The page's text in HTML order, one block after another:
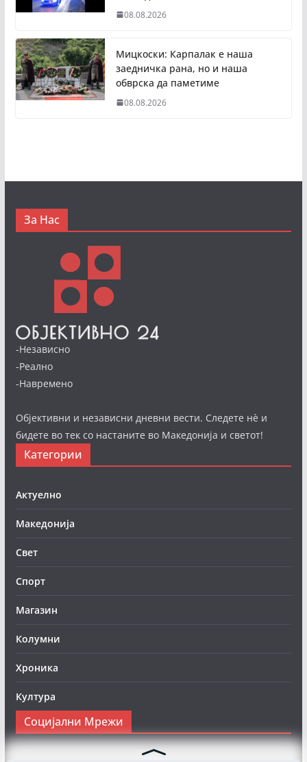
08.08.2026
Мицкоски: Карпалак е наша
заедничка рана, но и наша
обврска да паметиме
08.08.2026
За Нас
-Независно
-Реално
-Навремено
Објективни и независни дневни вести. Следете нè и
бидете во тек со настаните во Македонија и светот!
Категории
Актуелно
Македонија
Свет
Спорт
Магазин
Колумни
Хроника
Култура
Социјални Мрежи